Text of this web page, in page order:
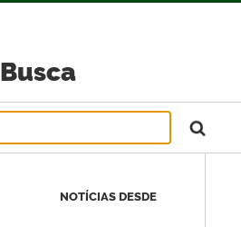
Busca
NOTÍCIAS DESDE